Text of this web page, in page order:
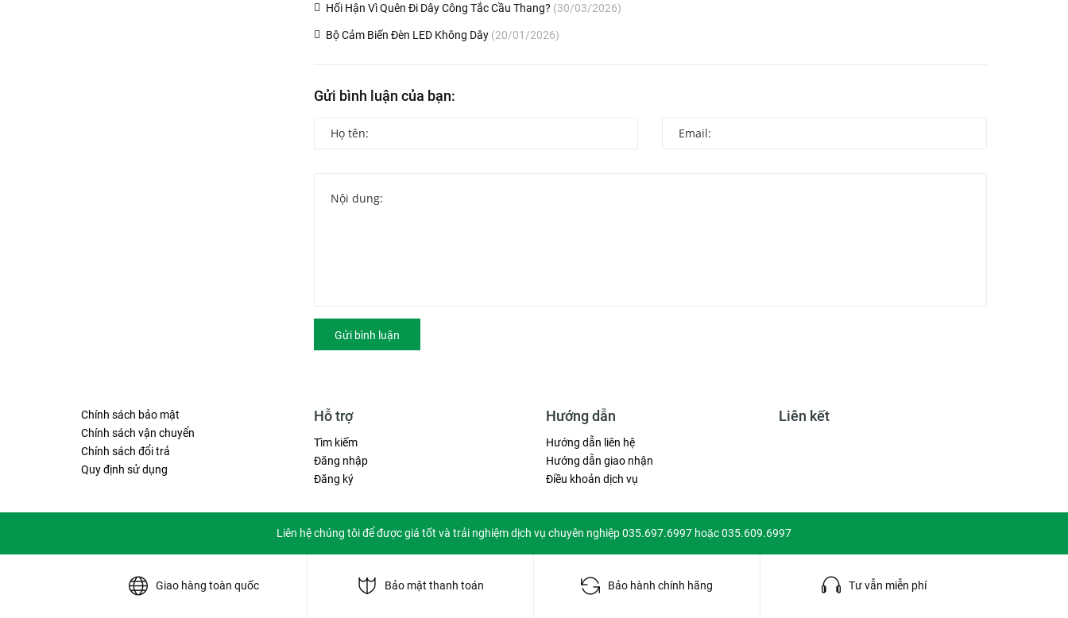
Hối Hận Vì Quên Đi Dây Công Tắc Cầu Thang? (30/03/2026)
Bộ Cảm Biến Đèn LED Không Dây (20/01/2026)
Gửi bình luận của bạn:
Gửi bình luận
Chính sách bảo mật
Chính sách vận chuyển
Chính sách đổi trả
Quy định sử dụng
Hỗ trợ
Tìm kiếm
Đăng nhập
Đăng ký
Hướng dẫn
Hướng dẫn liên hệ
Hướng dẫn giao nhận
Điều khoản dịch vụ
Liên kết
Liên hệ chúng tôi để được giá tốt và trải nghiệm dịch vụ chuyên nghiệp 035.697.6997 hoặc 035.609.6997
Giao hàng toàn quốc Bảo mật thanh toán Bảo hành chính hãng Tư vẫn miễn phí